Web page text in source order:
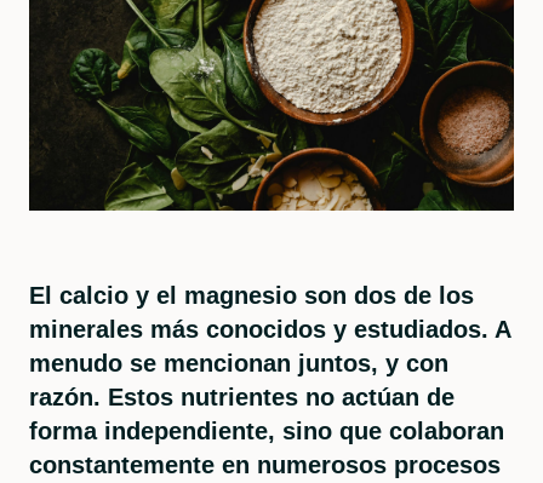
El calcio y el magnesio son dos de los
minerales más conocidos y estudiados. A
menudo se mencionan juntos, y con
razón. Estos nutrientes no actúan de
forma independiente, sino que colaboran
constantemente en numerosos procesos